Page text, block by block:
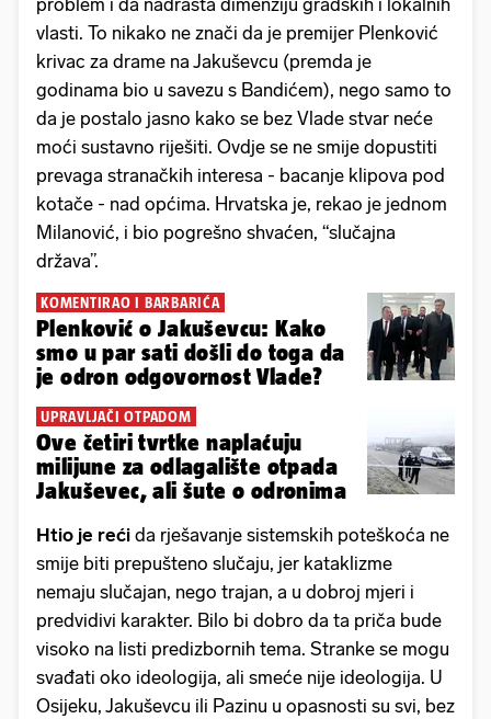
problem i da nadrasta dimenziju gradskih i lokalnih
vlasti. To nikako ne znači da je premijer Plenković
krivac za drame na Jakuševcu (premda je
godinama bio u savezu s Bandićem), nego samo to
da je postalo jasno kako se bez Vlade stvar neće
moći sustavno riješiti. Ovdje se ne smije dopustiti
prevaga stranačkih interesa - bacanje klipova pod
kotače - nad općima. Hrvatska je, rekao je jednom
Milanović, i bio pogrešno shvaćen, “slučajna
država”.
KOMENTIRAO I BARBARIĆA
Plenković o Jakuševcu: Kako
smo u par sati došli do toga da
je odron odgovornost Vlade?
UPRAVLJAČI OTPADOM
Ove četiri tvrtke naplaćuju
milijune za odlagalište otpada
Jakuševec, ali šute o odronima
Htio je reći da rješavanje sistemskih poteškoća ne
smije biti prepušteno slučaju, jer kataklizme
nemaju slučajan, nego trajan, a u dobroj mjeri i
predvidivi karakter. Bilo bi dobro da ta priča bude
visoko na listi predizbornih tema. Stranke se mogu
svađati oko ideologija, ali smeće nije ideologija. U
Osijeku, Jakuševcu ili Pazinu u opasnosti su svi, bez